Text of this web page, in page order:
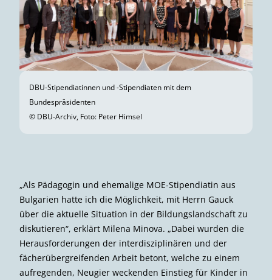
DBU-Stipendiatinnen und -Stipendiaten mit dem
Bundespräsidenten
© DBU-Archiv, Foto: Peter Himsel
„Als Pädagogin und ehemalige MOE-Stipendiatin aus
Bulgarien hatte ich die Möglichkeit, mit Herrn Gauck
über die aktuelle Situation in der Bildungslandschaft zu
diskutieren“, erklärt Milena Minova. „Dabei wurden die
Herausforderungen der interdisziplinären und der
fächerübergreifenden Arbeit betont, welche zu einem
aufregenden, Neugier weckenden Einstieg für Kinder in